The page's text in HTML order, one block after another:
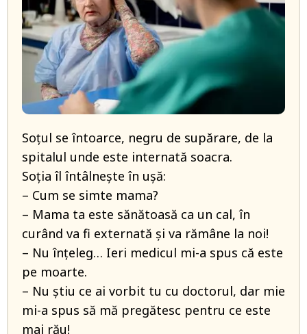
Soțul se întoarce, negru de supărare, de la
spitalul unde este internată soacra.
Soția îl întâlnește în ușă:
– Cum se simte mama?
– Mama ta este sănătoasă ca un cal, în
curând va fi externată și va rămâne la noi!
– Nu înțeleg… Ieri medicul mi-a spus că este
pe moarte.
– Nu știu ce ai vorbit tu cu doctorul, dar mie
mi-a spus să mă pregătesc pentru ce este
mai rău!